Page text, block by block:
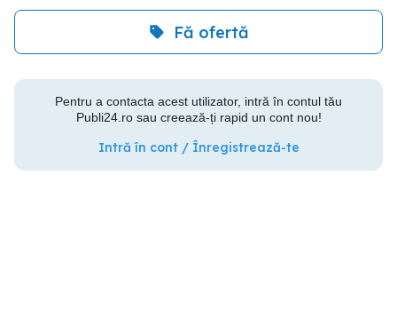
Fă ofertă
Pentru a contacta acest utilizator, intră în contul tău
Publi24.ro sau creează-ți rapid un cont nou!
Intră în cont / Înregistrează-te